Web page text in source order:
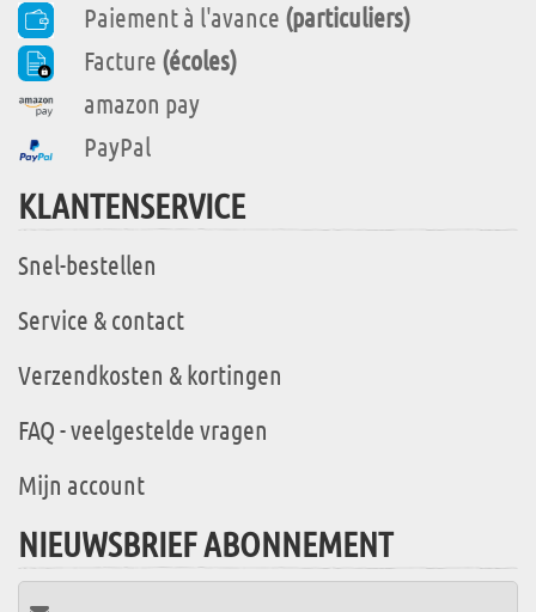
Paiement à l'avance (particuliers)
Facture (écoles)
amazon pay
PayPal
KLANTENSERVICE
Snel-bestellen
Service & contact
Verzendkosten & kortingen
FAQ - veelgestelde vragen
Mijn account
NIEUWSBRIEF ABONNEMENT